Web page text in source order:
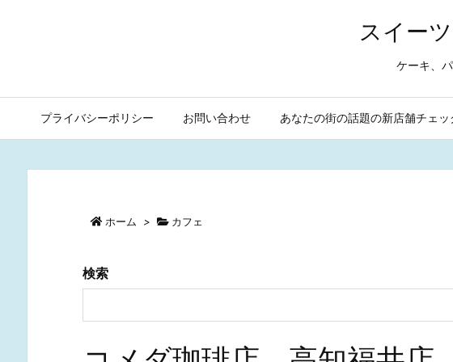
スイー
ケーキ、
プライバシーポリシー お問い合わせ あなたの街の話題の新店舗チェッ
ホーム > カフェ
検索